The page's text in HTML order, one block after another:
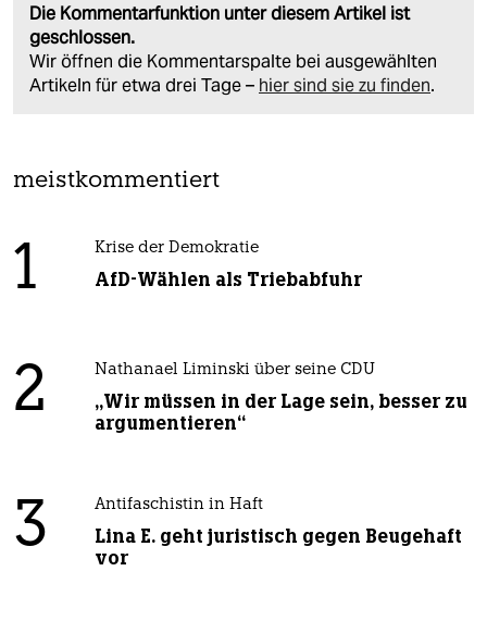
Die Kommentarfunktion unter diesem Artikel ist
geschlossen.
Wir öffnen die Kommentarspalte bei ausgewählten
Artikeln für etwa drei Tage – hier sind sie zu finden.
meistkommentiert
1 Krise der Demokratie
AfD-Wählen als Triebabfuhr
2 Nathanael Liminski über seine CDU
„Wir müssen in der Lage sein, besser zu
argumentieren“
3 Antifaschistin in Haft
Lina E. geht juristisch gegen Beugehaft
vor